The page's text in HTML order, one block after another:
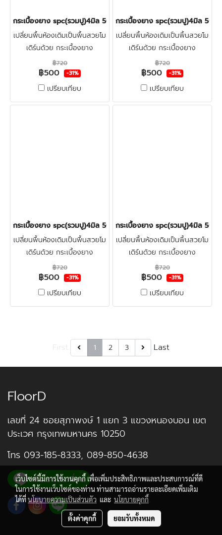
กระเบื้องยาง spc(รวมปู)4มิล 500บาท/ตร.ม. LT-COTTO LUMBER
เปลี่ยนพื้นห้องเดิมเป็นพื้นสวยโม
เดิร์นด้วย กระเบื้องยาง
ลายไม้spc4มิล LT-COTTO +
โฟมรองปรับระดับ + ปูฟรีรวมติด
ตั้ง + ตรวจพื้นก่อนติดตั้ง คลิก
฿720
฿500 -31%
เปรียบเทียบ
กระเบื้องยาง spc(รวมปู)4มิล 500
เปลี่ยนพื้นห้องเดิมเป็นพื้นสวยโม
เดิร์นด้วย กระเบื้องยาง
ลายไม้spc4มิล LT-COTTO +
โฟมรองปรับระดับ + ปูฟรีรวมติด
ตั้ง + ตรวจพื้นก่อนติดตั้ง คลิก
฿720
฿500 -31%
เปรียบเทียบ
กระเบื้องยาง spc(รวมปู)4มิล 500บาท/ตร.ม. LT-COTTO LUCIANO
เปลี่ยนพื้นห้องเดิมเป็นพื้นสวยโม
เดิร์นด้วย กระเบื้องยาง
ลายไม้spc4มิล LT-COTTO +
โฟมรองปรับระดับ + ปูฟรีรวมติด
ตั้ง + ตรวจพื้นก่อนติดตั้ง คลิก
฿720
฿500 -31%
เปรียบเทียบ
กระเบื้องยาง spc(รวมปู)4มิล 500
เปลี่ยนพื้นห้องเดิมเป็นพื้นสวยโม
เดิร์นด้วย กระเบื้องยาง
ลายไม้spc4มิล LT-COTTO +
โฟมรองปรับระดับ + ปูฟรีรวมติด
ตั้ง + ตรวจพื้นก่อนติดตั้ง คลิก
฿720
฿500 -31%
เปรียบเทียบ
1 2 3 Last
FloorD
เลขที่ 24 ซอยสุภาพงษ์ 1 แยก 3 แขวงหนองบอน เขต
ประเวศ กรุงเทพมหานคร 10250
โทร 093-185-8333, 089-850-4638
เว็บไซต์นี้มีการใช้งานคุกกี้ เพื่อเพิ่มประสิทธิภาพและประสบการณ์ที่ดี
ในการใช้งานเว็บไซต์ของท่าน ท่านสามารถอ่านรายละเอียดเพิ่มเติม
ได้ที่นโยบายความเป็นส่วนตัว และ นโยบายคุกกี้
ตั้งค่าคุกกี้ ยอมรับทั้งหมด